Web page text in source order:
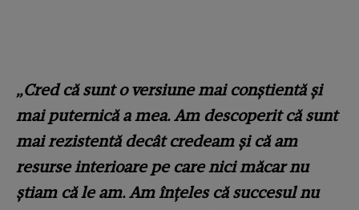
„Cred că sunt o versiune mai conștientă și
mai puternică a mea. Am descoperit că sunt
mai rezistentă decât credeam și că am
resurse interioare pe care nici măcar nu
știam că le am. Am înțeles că succesul nu